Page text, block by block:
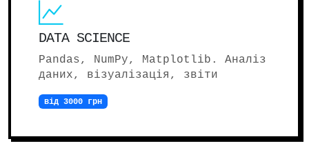
DATA SCIENCE
Pandas, NumPy, Matplotlib. Аналіз
даних, візуалізація, звіти
від 3000 грн